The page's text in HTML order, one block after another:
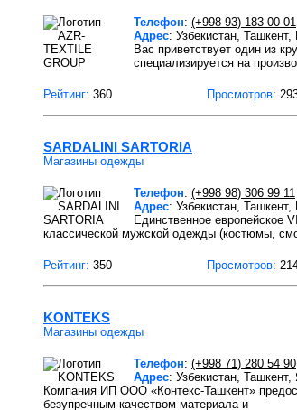
Телефон: (+998 93) 183 00 01
Адрес: Узбекистан,
Вас приветствует один из
специализируется на
Рейтинг: 360 Просмотров:
SARDALINI SARTORIA
Магазины одежды
Телефон: (+998 98) 306 99 11
Адрес: Узбекистан,
Единственное европейское
классической мужской одежды (костюмы,
Рейтинг: 350 Просмотров:
KONTEKS
Магазины одежды
Телефон: (+998 71) 280 54 90
Адрес: Узбекистан,
Компания ИП ООО «Контекс-Ташкент»
безупречным качеством материала и